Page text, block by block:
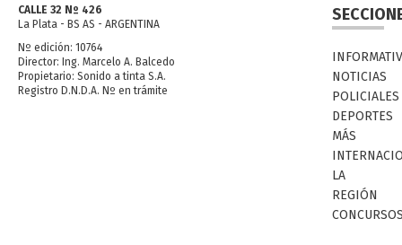
CALLE 32 Nº 426
La Plata - BS AS - ARGENTINA
Nº edición: 10764
Director: Ing. Marcelo A. Balcedo
Propietario: Sonido a tinta S.A.
Registro D.N.D.A. Nº en trámite
NOTICIAS
POLICIALES
DEPORTES
MÁS
LA
REGIÓN